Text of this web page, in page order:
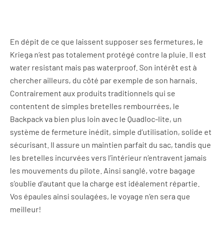
En dépit de ce que laissent supposer ses fermetures, le
Kriega n’est pas totalement protégé contre la pluie. Il est
water resistant mais pas waterproof. Son intérêt est à
chercher ailleurs, du côté par exemple de son harnais.
Contrairement aux produits traditionnels qui se
contentent de simples bretelles rembourrées, le
Backpack va bien plus loin avec le Quadloc-lite, un
système de fermeture inédit, simple d’utilisation, solide et
sécurisant. Il assure un maintien parfait du sac, tandis que
les bretelles incurvées vers l’intérieur n’entravent jamais
les mouvements du pilote. Ainsi sanglé, votre bagage
s’oublie d’autant que la charge est idéalement répartie.
Vos épaules ainsi soulagées, le voyage n’en sera que
meilleur!